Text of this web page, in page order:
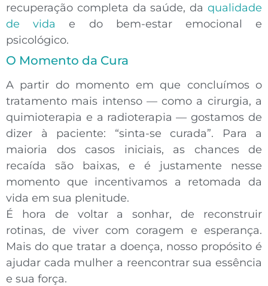
recuperação completa da saúde, daqualidade
de vida e do bem-estar emocional e
psicológico.
O Momento da Cura
A partir do momento em que concluímos o
tratamento mais intenso — como a cirurgia, a
quimioterapia e a radioterapia — gostamos de
dizer à paciente: “sinta-se curada”. Para a
maioria dos casos iniciais, as chances de
recaída são baixas, e é justamente nesse
momento que incentivamos a retomada da
vida em sua plenitude.
É hora de voltar a sonhar, de reconstruir
rotinas, de viver com coragem e esperança.
Mais do que tratar a doença, nosso propósito é
ajudar cada mulher a reencontrar sua essência
e sua força.